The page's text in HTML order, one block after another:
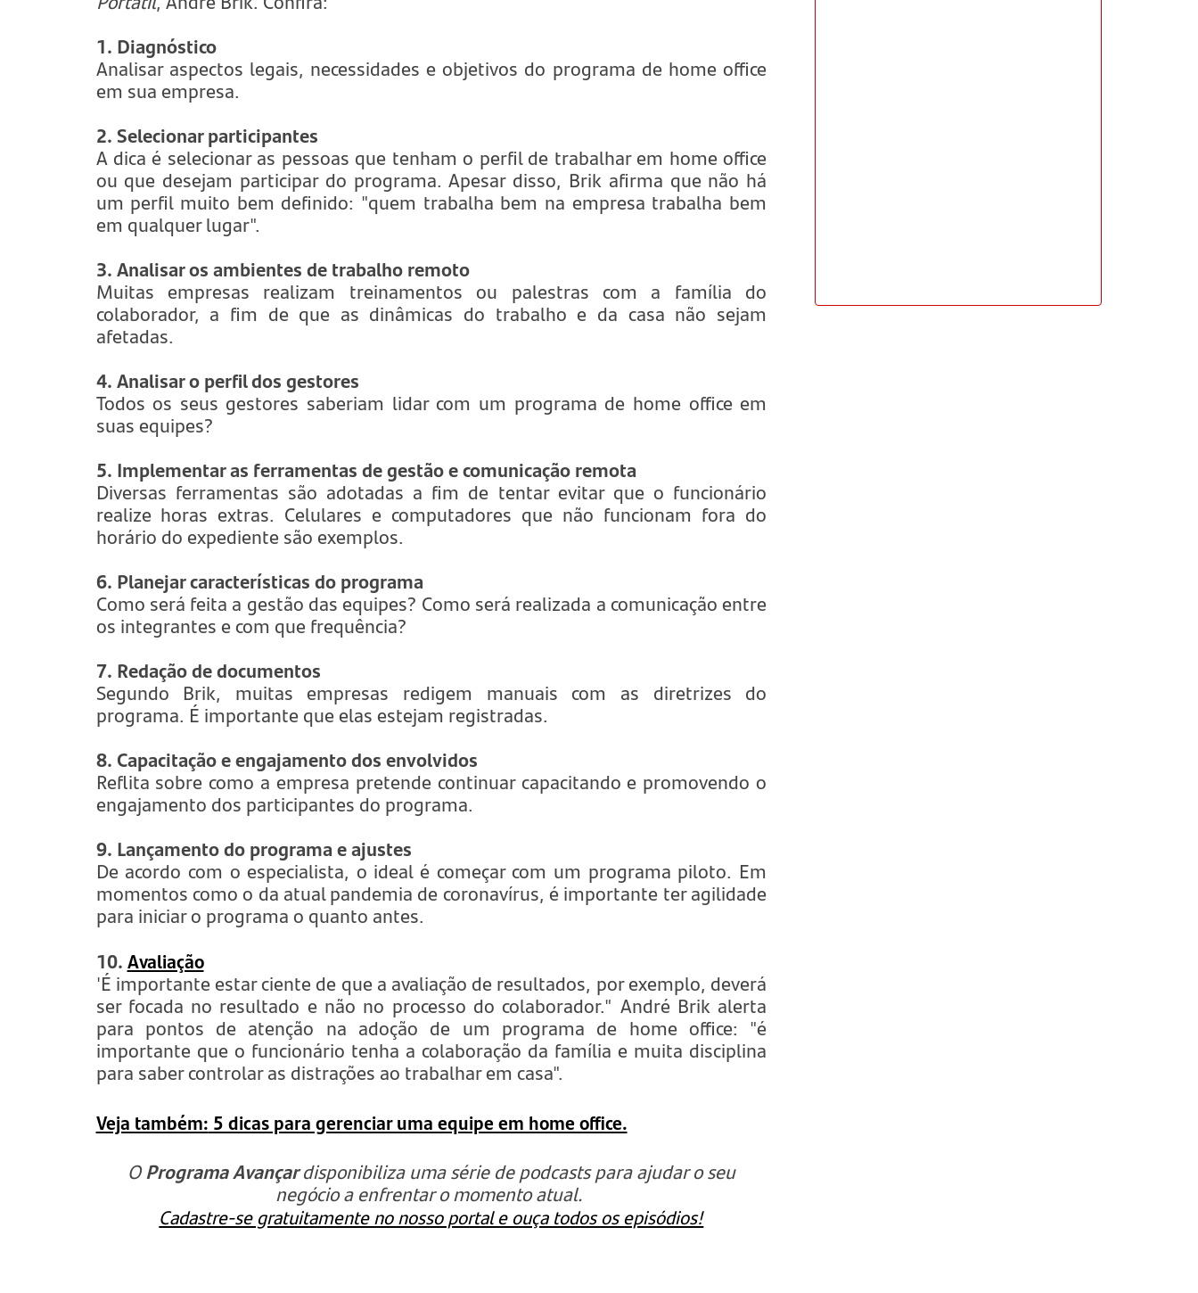
1. Diagnóstico
Analisar aspectos legais, necessidades e objetivos do programa de home office
em sua empresa.
2. Selecionar participantes
A dica é selecionar as pessoas que tenham o perfil de trabalhar em home office
ou que desejam participar do programa. Apesar disso, Brik afirma que não há
um perfil muito bem definido: "quem trabalha bem na empresa trabalha bem
em qualquer lugar".
3. Analisar os ambientes de trabalho remoto
Muitas empresas realizam treinamentos ou palestras com a família do
colaborador, a fim de que as dinâmicas do trabalho e da casa não sejam
afetadas.
4. Analisar o perfil dos gestores
Todos os seus gestores saberiam lidar com um programa de home office em
suas equipes?
5. Implementar as ferramentas de gestão e comunicação remota
Diversas ferramentas são adotadas a fim de tentar evitar que o funcionário
realize horas extras. Celulares e computadores que não funcionam fora do
horário do expediente são exemplos.
6. Planejar características do programa
Como será feita a gestão das equipes? Como será realizada a comunicação entre
os integrantes e com que frequência?
7. Redação de documentos
Segundo Brik, muitas empresas redigem manuais com as diretrizes do
programa. É importante que elas estejam registradas.
8. Capacitação e engajamento dos envolvidos
Reflita sobre como a empresa pretende continuar capacitando e promovendo o
engajamento dos participantes do programa.
9. Lançamento do programa e ajustes
De acordo com o especialista, o ideal é começar com um programa piloto. Em
momentos como o da atual pandemia de coronavírus, é importante ter agilidade
para iniciar o programa o quanto antes.
10. Avaliação
'É importante estar ciente de que a avaliação de resultados, por exemplo, deverá
ser focada no resultado e não no processo do colaborador." André Brik alerta
para pontos de atenção na adoção de um programa de home office: "é
importante que o funcionário tenha a colaboração da família e muita disciplina
para saber controlar as distrações ao trabalhar em casa".
Veja também: 5 dicas para gerenciar uma equipe em home office.
OPrograma Avançardisponibiliza uma série de podcasts para ajudar o seu
negócio a enfrentar o momento atual.
Cadastre-se gratuitamente no nosso portal e ouça todos os episódios!